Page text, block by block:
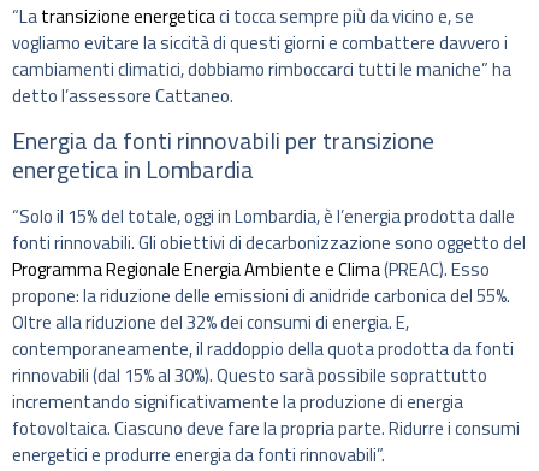
“Latransizione energeticaci tocca sempre più da vicino e, se
vogliamo evitare la siccità di questi giorni e combattere davvero i
cambiamenti climatici, dobbiamo rimboccarci tutti le maniche” ha
detto l’assessore Cattaneo.
Energia da fonti rinnovabili per transizione
energetica in Lombardia
“Solo il 15% del totale, oggi in Lombardia, è l’energia prodotta dalle
fonti rinnovabili. Gli obiettivi di decarbonizzazione sono oggetto del
Programma Regionale Energia Ambiente e Clima(PREAC). Esso
propone: la riduzione delle emissioni di anidride carbonica del 55%.
Oltre alla riduzione del 32% dei consumi di energia. E,
contemporaneamente, il raddoppio della quota prodotta da fonti
rinnovabili (dal 15% al 30%). Questo sarà possibile soprattutto
incrementando significativamente la produzione di energia
fotovoltaica. Ciascuno deve fare la propria parte. Ridurre i consumi
energetici e produrre energia da fonti rinnovabili”.